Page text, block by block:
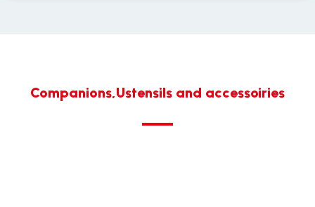
Companions,Ustensils and accessoiries